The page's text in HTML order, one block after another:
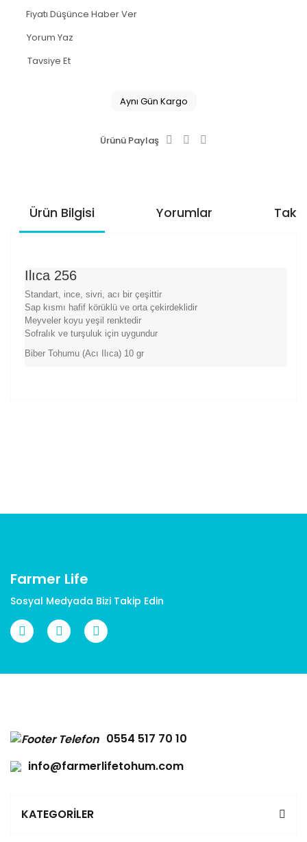
Fiyatı Düşünce Haber Ver
Yorum Yaz
Tavsiye Et
Aynı Gün Kargo
Ürünü Paylaş
Ürün Bilgisi Yorumlar
Ilıca 256
Standart, ince, sivri, acı bir çeşittir
Sap kısmı hafif körüklü ve orta çekirdeklidir
Meyveler koyu yeşil renktedir
Sofralık ve turşuluk için uygundur
Biber Tohumu (Acı Ilıca) 10 gr
Farmer Life
Sosyal Medyada Bizi Takip Edin
0554 517 70 10
info@farmerlifetohum.com
KATEGORİLER